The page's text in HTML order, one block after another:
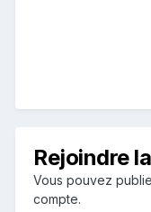
Rejoindre
Vous pouvez
compte.